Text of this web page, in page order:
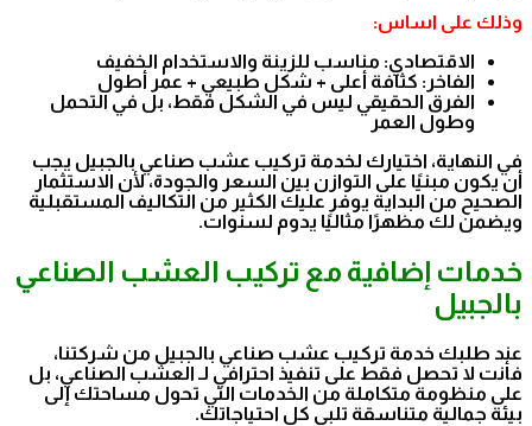
وذلك على اساس:
الاقتصادي: مناسب للزينة والاستخدام الخفيف
الفاخر: كثافة أعلى + شكل طبيعي + عمر أطول
الفرق الحقيقي ليس في الشكل فقط، بل في التحمل
وطول العمر
في النهاية، اختيارك لخدمة تركيب عشب صناعي بالجبيل يجب
أن يكون مبنيًا على التوازن بين السعر والجودة، لأن الاستثمار
الصحيح من البداية يوفر عليك الكثير من التكاليف المستقبلية
ويضمن لك مظهرًا مثاليًا يدوم لسنوات.
خدمات إضافية مع تركيب العشب الصناعي
بالجبيل
عند طلبك خدمة تركيب عشب صناعي بالجبيل من شركتنا،
فأنت لا تحصل فقط على تنفيذ احترافي لـ العشب الصناعي، بل
على منظومة متكاملة من الخدمات التي تحول مساحتك إلى
بيئة جمالية متناسقة تلبي كل احتياجاتك.